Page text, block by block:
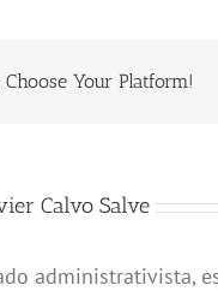
Your Platform!
Calvo Salve
administrativista,